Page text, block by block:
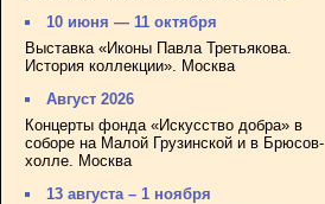
10 июня — 11 октября
Выставка «Иконы Павла Третьякова.
История коллекции». Москва
Август 2026
Концерты фонда «Искусство добра» в
соборе на Малой Грузинской и в Брюсов-
холле. Москва
13 августа – 1 ноября